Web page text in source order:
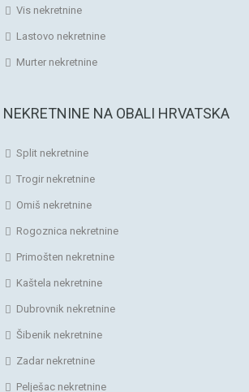
Vis nekretnine
Lastovo nekretnine
Murter nekretnine
NEKRETNINE NA OBALI HRVATSKA
Split nekretnine
Trogir nekretnine
Omiš nekretnine
Rogoznica nekretnine
Primošten nekretnine
Kaštela nekretnine
Dubrovnik nekretnine
Šibenik nekretnine
Zadar nekretnine
Pelješac nekretnine